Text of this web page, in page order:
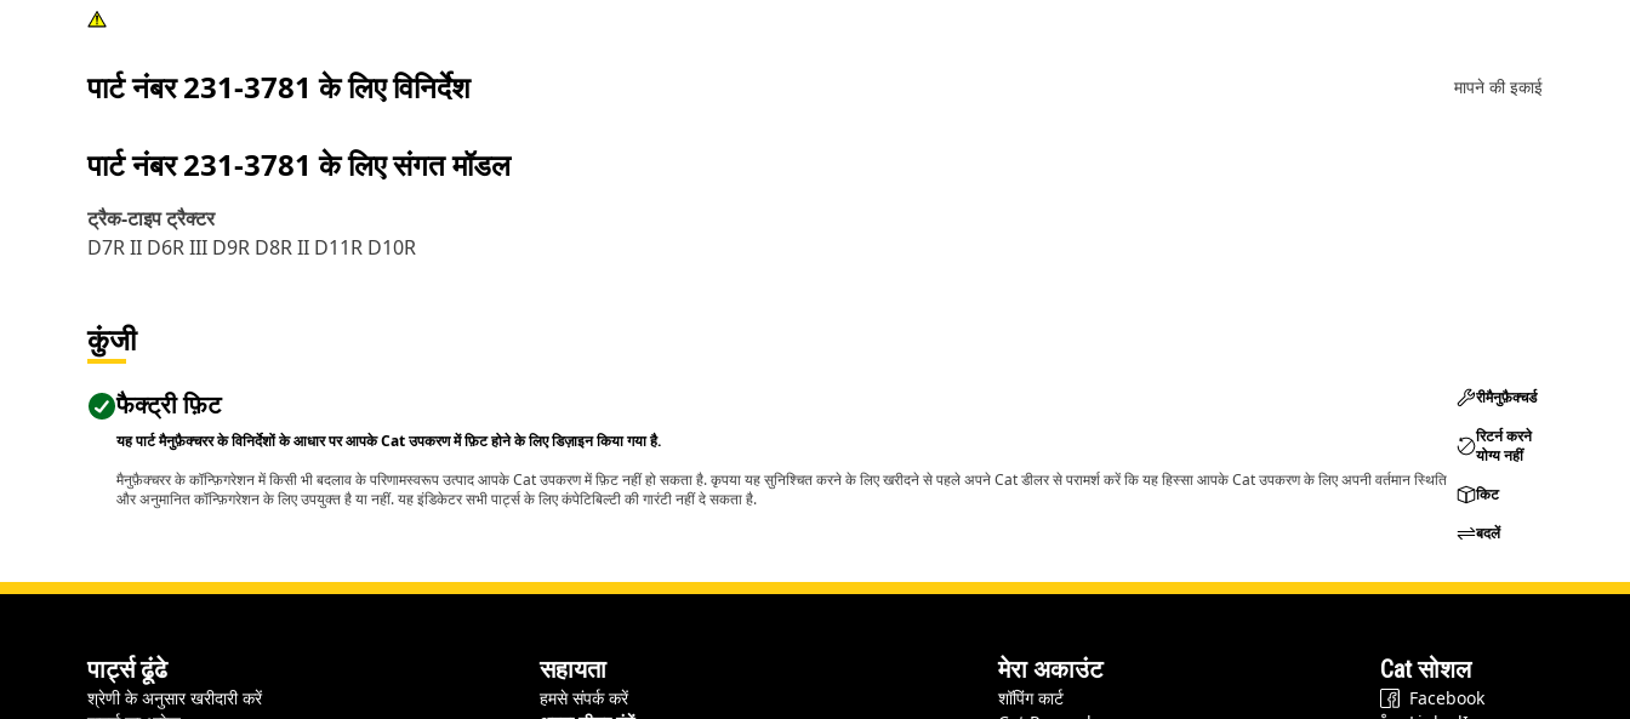
पार्ट नंबर231-3781 के लिए विनिर्देश मापने की इकाई
पार्ट नंबर231-3781 के लिए संगत मॉडल
ट्रैक-टाइप ट्रैक्टर
D7R II D6R III D9R D8R II D11R D10R
कुंजी
फैक्ट्री फ़िट
यह पार्ट मैनुफ़ैक्चरर के विनिर्देशों के आधार पर आपके Cat उपकरण में फ़िट होने के लिए डिज़ाइन किया गया है.
मैनुफ़ैक्चरर के कॉन्फ़िगरेशन में किसी भी बदलाव के परिणामस्वरूप उत्पाद आपके Cat उपकरण में फ़िट नहीं हो सकता है. कृपया यह सुनिश्चित करने के लिए खरीदने से पहले अपने Cat डीलर से परामर्श करें कि यह हिस्सा आपके Cat उपकरण के लिए अपनी वर्तमान स्थिति
और अनुमानित कॉन्फ़िगरेशन के लिए उपयुक्त है या नहीं. यह इंडिकेटर सभी पार्ट्स के लिए कंपेटिबिल्टी की गारंटी नहीं दे सकता है.
रीमैनुफ़ैक्चर्ड
रिटर्न करने
योग्य नहीं
किट
बदलें
पार्ट्स ढूंढे
श्रेणी के अनुसार खरीदारी करें
सहायता
हमसे संपर्क करें
मेरा अकाउंट
शॉपिंग कार्ट
Cat सोशल
Facebook